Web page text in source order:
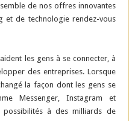
de nos offres innovantes
et de technologie rendez-vous
les gens à se connecter, à
des entreprises. Lorsque
la façon dont les gens se
Messenger, Instagram et
à des milliards de